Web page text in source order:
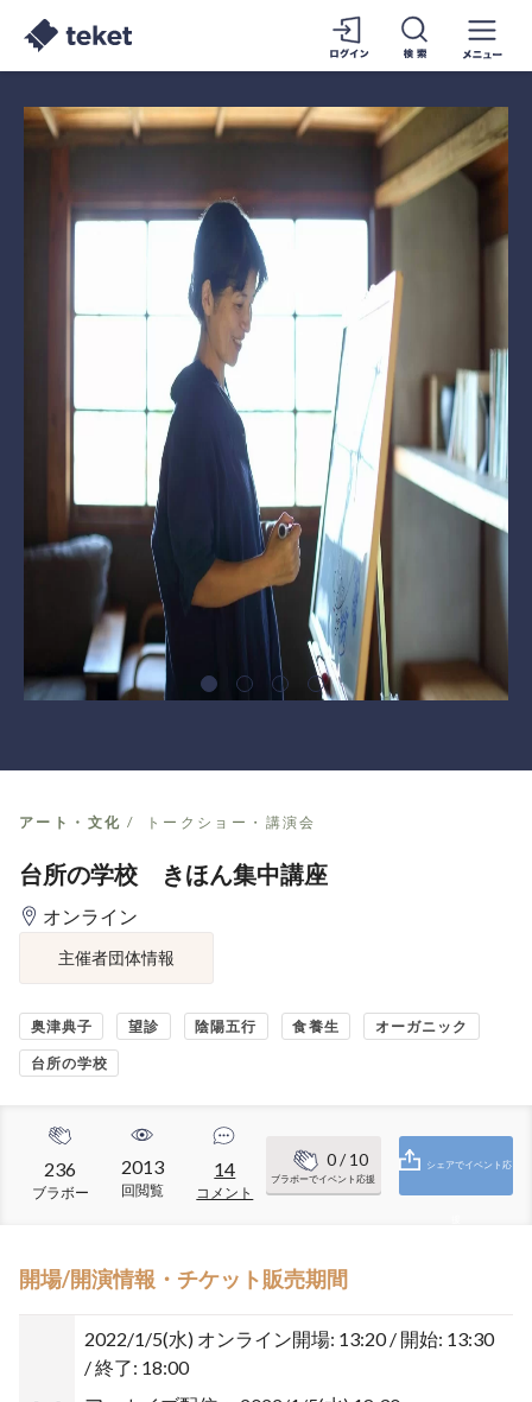
アート・文化 トークショー・講演会
台所の学校 きほん集中講座
オンライン
主催者団体情報
奥津典子 望診 陰陽五行 食養生 オーガニック
台所の学校
236
ブラボー
2013
回閲覧
14
コメント
0/ 10
ブラボーでイベント応援
シェアでイベント応
開場/開演情報・チケット販売期間
2022/1/5(水) オンライン開場: 13:20 / 開始: 13:30
/ 終了: 18:00